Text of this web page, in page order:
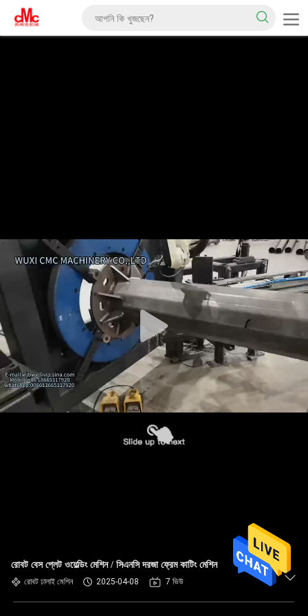
রোবট বেস প্লেট ওয়েল্ডিং মেশিন / সিএনসি দরজা ফ্রেম কাটিং মেশিন
রোবট ঢালাই মেশিন 2025-04-08 7 ভিউ